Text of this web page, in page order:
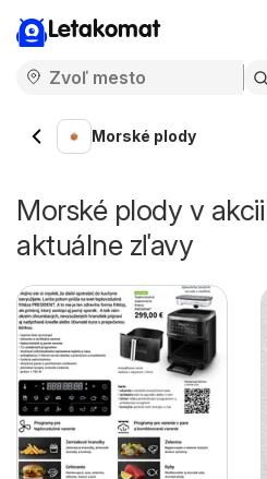
Letakomat
Morské plody
Morské plody v
aktuálne zľavy